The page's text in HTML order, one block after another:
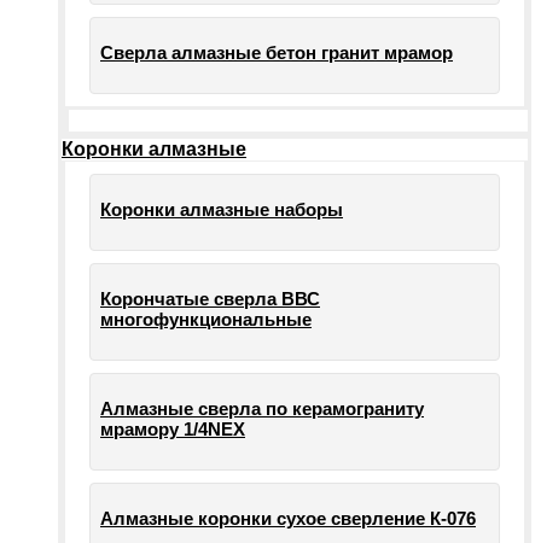
Сверла алмазные бетон гранит мрамор
Коронки алмазные
Коронки алмазные наборы
Корончатые сверла ВВС
многофункциональные
Алмазные сверла по керамограниту
мрамору 1/4NEX
Алмазные коронки сухое сверление К-076